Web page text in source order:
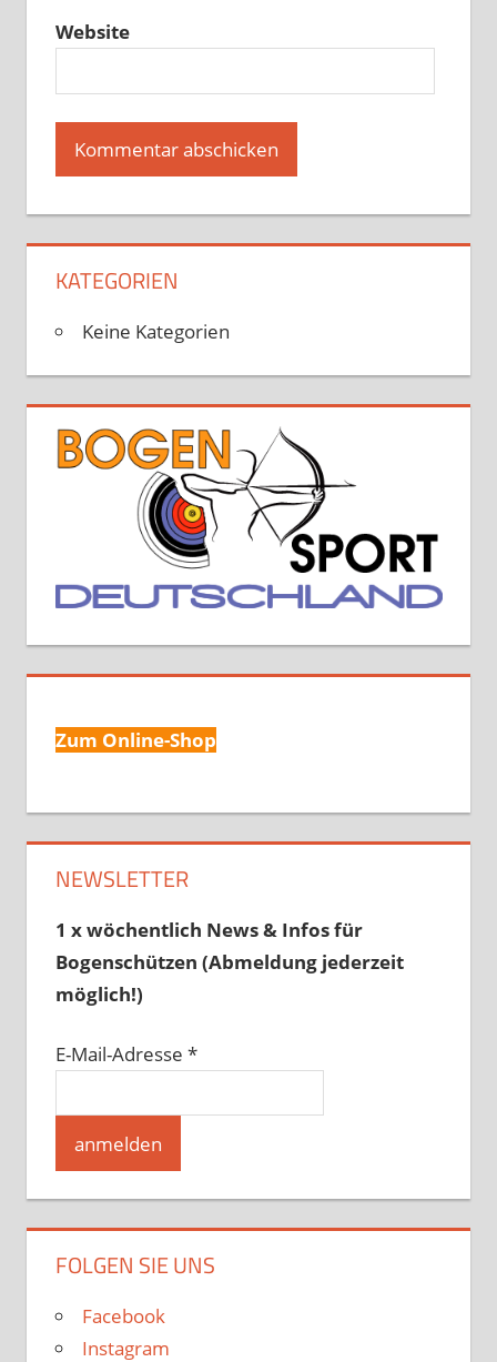
Website
KATEGORIEN
Keine Kategorien
Zum Online-Shop
NEWSLETTER
1 x wöchentlich News & Infos für
Bogenschützen (Abmeldung jederzeit
möglich!)
E-Mail-Adresse *
FOLGEN SIE UNS
Facebook
Instagram